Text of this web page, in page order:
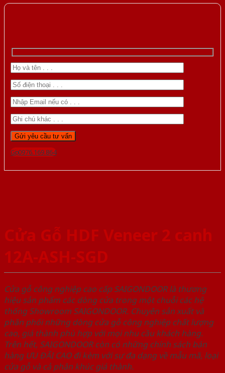
Gọi 0976.169.864
Cửa Gỗ HDF Veneer 2 canh
12A-ASH-SGD
Cửa gỗ công nghiệp cao cấp SAIGONDOOR là thương
hiệu sản phẩm các dòng cửa trong một chuỗi các hệ
thống Showroom SAIGONDOOR. Chuyên sản xuất và
phân phối những dòng cửa gỗ công nghiệp chất lượng
cao, giá thành phù hợp với mọi nhu cầu khách hàng.
Trên hết, SAIGONDOOR còn có những chính sách bán
hàng ƯU ĐÃI CAO đi kèm với sự đa dạng về mẫu mã, loại
cửa gỗ và cả phân khúc giá thành.